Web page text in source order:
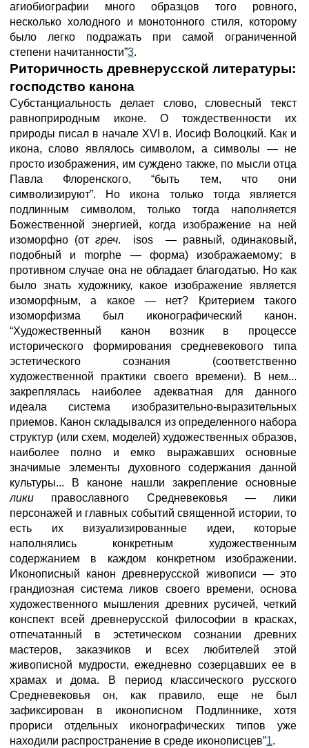
агиобиографии много образцов того ровного,
несколько холодного и монотонного стиля, которому
было легко подражать при самой ограниченной
степени начитанности”3.
Риторичность древнерусской литературы:
господство канона
Субстанциальность делает слово, словесный текст
равноприродным иконе. О тождественности их
природы писал в начале XVI в. Иосиф Волоцкий. Как и
икона, слово являлось символом, а символы — не
просто изображения, им суждено также, по мысли отца
Павла Флоренского, “быть тем, что они
символизируют”. Но икона только тогда является
подлинным символом, только тогда наполняется
Божественной энергией, когда изображение на ней
изоморфно (от греч. isos — равный, одинаковый,
подобный и morphe — форма) изображаемому; в
противном случае она не обладает благодатью. Но как
было знать художнику, какое изображение является
изоморфным, а какое — нет? Критерием такого
изоморфизма был иконографический канон.
“Художественный канон возник в процессе
исторического формирования средневекового типа
эстетического сознания (соответственно
художественной практики своего времени). В нем...
закреплялась наиболее адекватная для данного
идеала система изобразительно-выразительных
приемов. Канон складывался из определенного набора
структур (или схем, моделей) художественных образов,
наиболее полно и емко выражавших основные
значимые элементы духовного содержания данной
культуры... В каноне нашли закрепление основные
лики православного Средневековья — лики
персонажей и главных событий священной истории, то
есть их визуализированные идеи, которые
наполнялись конкретным художественным
содержанием в каждом конкретном изображении.
Иконописный канон древнерусской живописи — это
грандиозная система ликов своего времени, основа
художественного мышления древних русичей, четкий
конспект всей древнерусской философии в красках,
отпечатанный в эстетическом сознании древних
мастеров, заказчиков и всех любителей этой
живописной мудрости, ежедневно созерцавших ее в
храмах и дома. В период классического русского
Средневековья он, как правило, еще не был
зафиксирован в иконописном Подлиннике, хотя
прориси отдельных иконографических типов уже
находили распространение в среде иконописцев”1.